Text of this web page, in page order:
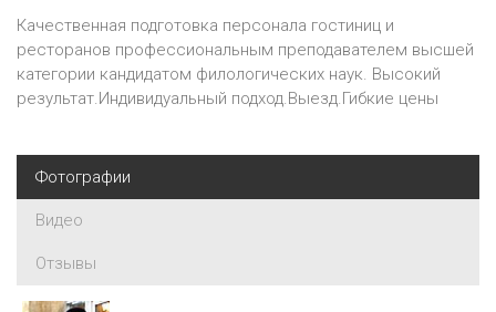
Качественная подготовка персонала гостиниц и
ресторанов профессиональным преподавателем высшей
категории кандидатом филологических наук. Высокий
результат.Индивидуальный подход.Выезд.Гибкие цены
Фотографии
Видео
Отзывы